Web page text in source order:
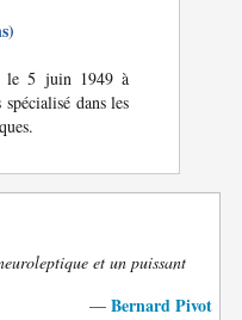
le 5 juin 1949 à
dans les
et un puissant
— Bernard Pivot